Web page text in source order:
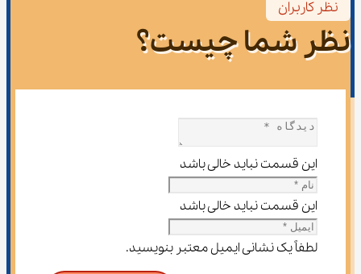
نظر کاربران
نظر شما چیست؟
این قسمت نباید خالی باشد
این قسمت نباید خالی باشد
لطفاً یک نشانی ایمیل معتبر بنویسید.